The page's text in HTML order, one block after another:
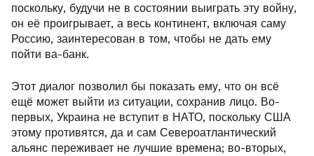
поскольку, будучи не в состоянии выиграть эту войну,
он её проигрывает, а весь континент, включая саму
Россию, заинтересован в том, чтобы не дать ему
пойти ва-банк.
Этот диалог позволил бы показать ему, что он всё
ещё может выйти из ситуации, сохранив лицо. Во-
первых, Украина не вступит в НАТО, поскольку США
этому противятся, да и сам Североатлантический
альянс переживает не лучшие времена; во-вторых,